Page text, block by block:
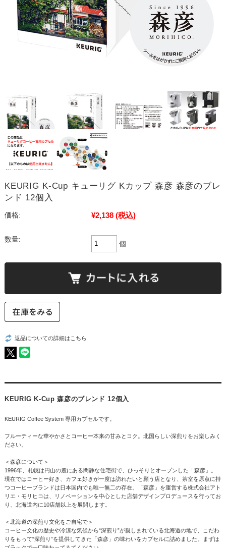
KEURIG K-Cup キューリグ Kカップ 森彦 森彦のブレ
ンド 12個入
価格: ¥2,138 (税込)
数量:
個
返品についての詳細はこちら
KEURIG K-Cup 森彦のブレンド 12個入
KEURIG Coffee System 専用カプセルです。
フルーティーな華やかさとコーヒー本来の甘みとコク。北国らしい深煎りをお楽しみく
ださい。
＜森彦について＞
1996年、札幌は円山の麓にある閑静な住宅街で、ひっそりとオープンした「森彦」。
現在ではコーヒー好き、カフェ好きが一度は訪れたいと願う店となり、茶室を原点に持
つコーヒーブランドは日本国内でも唯一無二の存在。「森彦」を運営する株式会社アト
リエ・モリヒコは、リノベーションを中心とした店舗デザインプロデュースを行ってお
り、北海道内に10店舗以上を展開します。
＜北海道の深煎り文化をご自宅で＞
コーヒー文化の歴史や冷涼な気候から“深煎り”が親しまれている北海道の地で、こだわ
りをもって“深煎り”を提供してきた「森彦」の味わいをカプセルに詰めました。まずは